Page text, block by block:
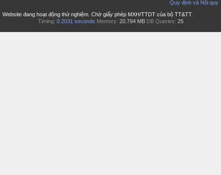
Quy định và Nội quy
Website đang hoạt động thử nghiệm. Chờ giấy phép MXH/TTDT của bộ TT&TT.
Timing: 0.2031 seconds Memory: 20.794 MB DB Queries: 25